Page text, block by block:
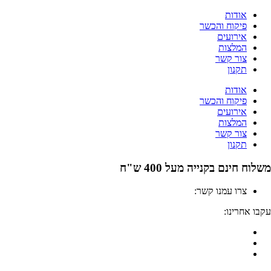
לתוכן
אודות
פיקוח והכשר
אירועים
המלצות
צור קשר
תקנון
אודות
פיקוח והכשר
אירועים
המלצות
צור קשר
תקנון
משלוח חינם בקנייה מעל 400 ש"ח
צרו עמנו קשר:
עקבו אחרינו: